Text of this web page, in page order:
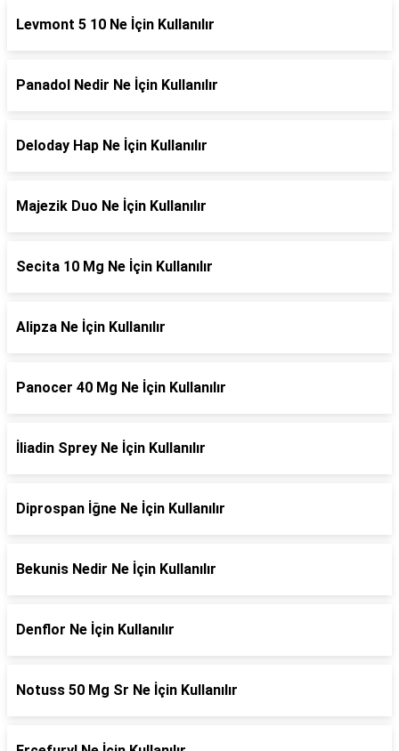
Levmont 5 10 Ne İçin Kullanılır
Panadol Nedir Ne İçin Kullanılır
Deloday Hap Ne İçin Kullanılır
Majezik Duo Ne İçin Kullanılır
Secita 10 Mg Ne İçin Kullanılır
Alipza Ne İçin Kullanılır
Panocer 40 Mg Ne İçin Kullanılır
İliadin Sprey Ne İçin Kullanılır
Diprospan İğne Ne İçin Kullanılır
Bekunis Nedir Ne İçin Kullanılır
Denflor Ne İçin Kullanılır
Notuss 50 Mg Sr Ne İçin Kullanılır